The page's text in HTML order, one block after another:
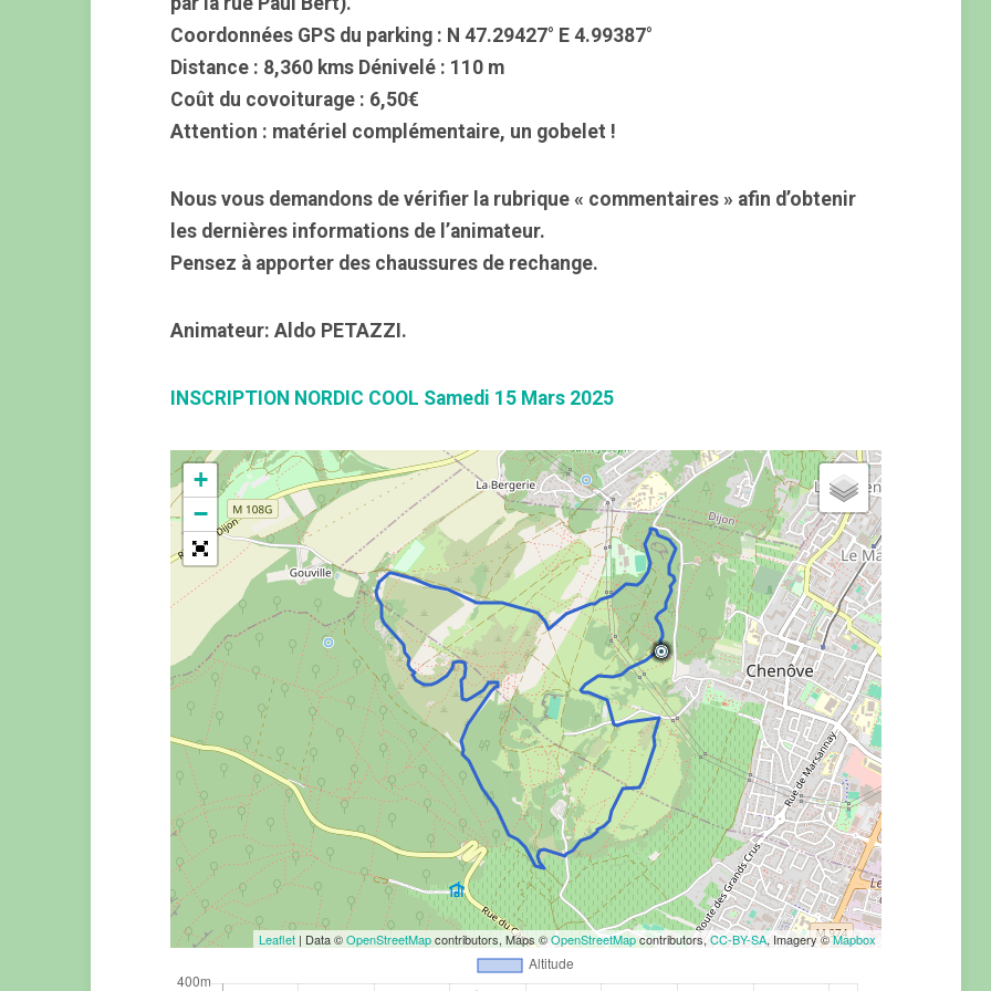
Coordonnées GPS du parking : N 47.29427° E 4.99387°
Distance : 8,360 kms Dénivelé : 110 m
Coût du covoiturage : 6,50€
Attention : matériel complémentaire, un gobelet !
Nous vous demandons de vérifier la rubrique « commentaires » afin d’obtenir
les dernières informations de l’animateur.
Pensez à apporter des chaussures de rechange.
Animateur: Aldo PETAZZI.
INSCRIPTION NORDIC COOL Samedi 15 Mars 2025
+
−
Leaflet | Data ©OpenStreetMapcontributors, Maps ©OpenStreetMapcontributors,CC-BY-SA, Imagery ©Mapbox